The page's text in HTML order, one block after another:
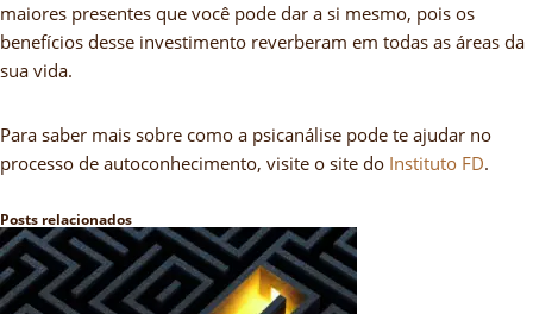
maiores presentes que você pode dar a si mesmo, pois os
benefícios desse investimento reverberam em todas as áreas da
sua vida.
Para saber mais sobre como a psicanálise pode te ajudar no
processo de autoconhecimento, visite o site do Instituto FD.
Posts relacionados